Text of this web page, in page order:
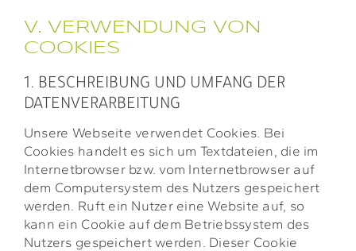
V. VERWENDUNG VON
COOKIES
1. BESCHREIBUNG UND UMFANG DER
DATENVERARBEITUNG
Unsere Webseite verwendet Cookies. Bei
Cookies handelt es sich um Textdateien, die im
Internetbrowser bzw. vom Internetbrowser auf
dem Computersystem des Nutzers gespeichert
werden. Ruft ein Nutzer eine Website auf, so
kann ein Cookie auf dem Betriebssystem des
Nutzers gespeichert werden. Dieser Cookie